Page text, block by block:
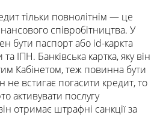
тільки повнолітнім — це
співробітництва. У
бути паспорт або id-каркта
ІПН. Банківська картка, яку він
Кабінетом, теж повинна бути
не встигає погасити кредит, то
активувати послугу
отримає штрафні санкції за